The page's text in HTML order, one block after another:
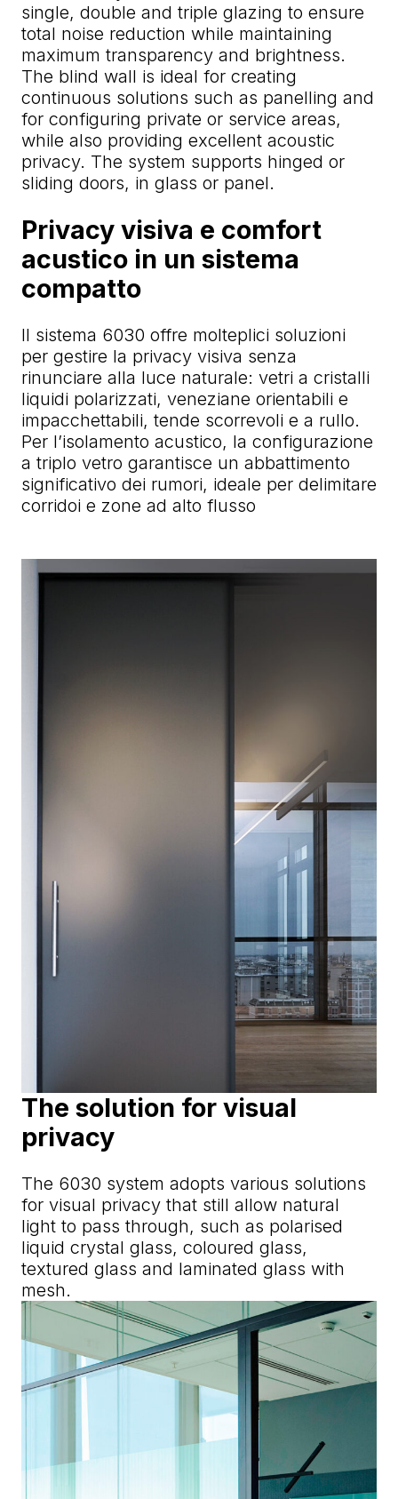
single, double and triple glazing to ensure
total noise reduction while maintaining
maximum transparency and brightness.
The blind wall is ideal for creating
continuous solutions such as panelling and
for configuring private or service areas,
while also providing excellent acoustic
privacy. The system supports hinged or
sliding doors, in glass or panel.
Privacy visiva e comfort
acustico in un sistema
compatto
Il sistema 6030 offre molteplici soluzioni
per gestire la privacy visiva senza
rinunciare alla luce naturale: vetri a cristalli
liquidi polarizzati, veneziane orientabili e
impacchettabili, tende scorrevoli e a rullo.
Per l’isolamento acustico, la configurazione
a triplo vetro garantisce un abbattimento
significativo dei rumori, ideale per delimitare
corridoi e zone ad alto flusso
The solution for visual
privacy
The 6030 system adopts various solutions
for visual privacy that still allow natural
light to pass through, such as polarised
liquid crystal glass, coloured glass,
textured glass and laminated glass with
mesh.